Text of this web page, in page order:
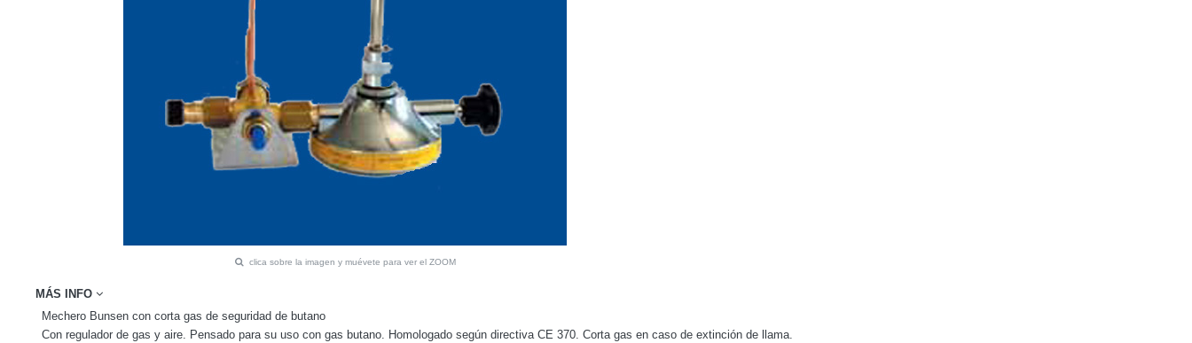
clica sobre la imagen y muévete para ver el ZOOM
MÁS INFO
Mechero Bunsen con corta gas de seguridad de butano
Con regulador de gas y aire. Pensado para su uso con gas butano. Homologado según directiva CE 370. Corta gas en caso de extinción de llama.